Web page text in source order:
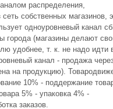
распределения,
собственных магазинов,
одноуровневый канал
города (магазины делают
удобнее, т. к. не надо идти
канал - продажа
на продукцию).
10% - поддержание
5% - упаковка 4% -
заказов.